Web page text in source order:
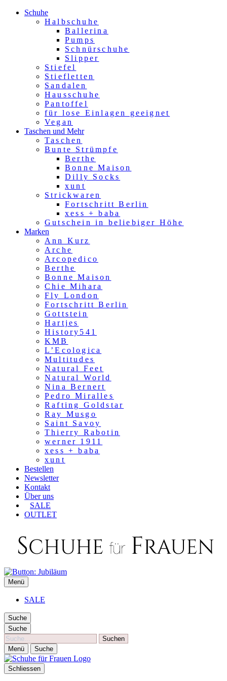
Schuhe
Halbschuhe
Ballerina
Pumps
Schnürschuhe
Slipper
Stiefel
Stiefletten
Sandalen
Hausschuhe
Pantoffel
für lose Einlagen geeignet
Vegan
Taschen und Mehr
Taschen
Bunte Strümpfe
Berthe
Bonne Maison
Dilly Socks
xunt
Strickwaren
Fortschritt Berlin
xess + baba
Gutschein in beliebiger Höhe
Marken
Ann Kurz
Arche
Arcopedico
Berthe
Bonne Maison
Chie Mihara
Fly London
Fortschritt Berlin
Gottstein
Hartjes
History541
KMB
L’Ecologica
Multitudes
Natural Feet
Natural World
Nina Bernert
Pedro Miralles
Rafting Goldstar
Ray Musgo
Saint Savoy
Thierry Rabotin
werner 1911
xess + baba
xunt
Bestellen
Newsletter
Kontakt
Über uns
SALE
OUTLET
SCHUHE FÜR FRAUEN
Die besten Schuhe für Frauen
Menü
SALE
Suche
Suche
Suche
Menü Suche
Schliessen